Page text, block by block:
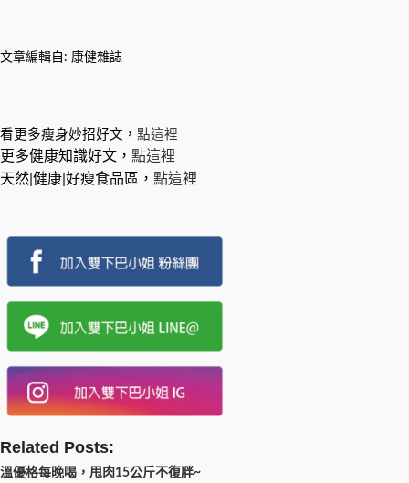
文章編輯自: 康健雜誌
看更多瘦身妙招好文， 點這裡
更多健康知識好文， 點這裡
天然|健康|好瘦食品區， 點這裡
Related Posts:
溫優格每晚喝，甩肉15公斤不復胖~